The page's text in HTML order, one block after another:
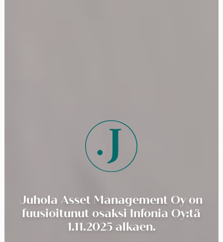
Juhola Asset Management Oy on
fuusioitunut osaksi Infonia Oy:tä
1.11.2025 alkaen.